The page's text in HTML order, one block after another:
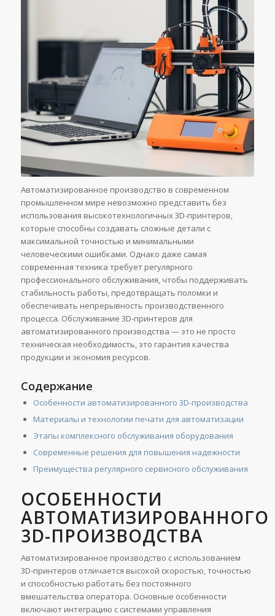
Автоматизированное производство в современном
промышленном мире невозможно представить без
использования высокотехнологичных 3D-принтеров,
которые способны создавать сложные детали с
максимальной точностью и минимальными
человеческими ошибками. Однако даже самая
современная техника требует регулярного
профессионального обслуживания, чтобы поддерживать
стабильность работы, предотвращать поломки и
обеспечивать непрерывность производственного
процесса. Обслуживание 3D-принтеров для
автоматизированного производства — это не просто
техническая необходимость, это гарантия качества
продукции и экономия ресурсов.
Содержание
Особенности автоматизированного 3D-производства
Материалы и технологии печати для автоматизации
Этапы комплексного обслуживания оборудования
Современные решения для повышения надежности
Преимущества регулярного сервисного обслуживания
ОСОБЕННОСТИ
АВТОМАТИЗИРОВАННОГО
3D-ПРОИЗВОДСТВА
Автоматизированное производство с использованием
3D-принтеров отличается высокой скоростью, точностью
и способностью работать без постоянного
вмешательства оператора. Основные особенности
включают интеграцию с системами управления